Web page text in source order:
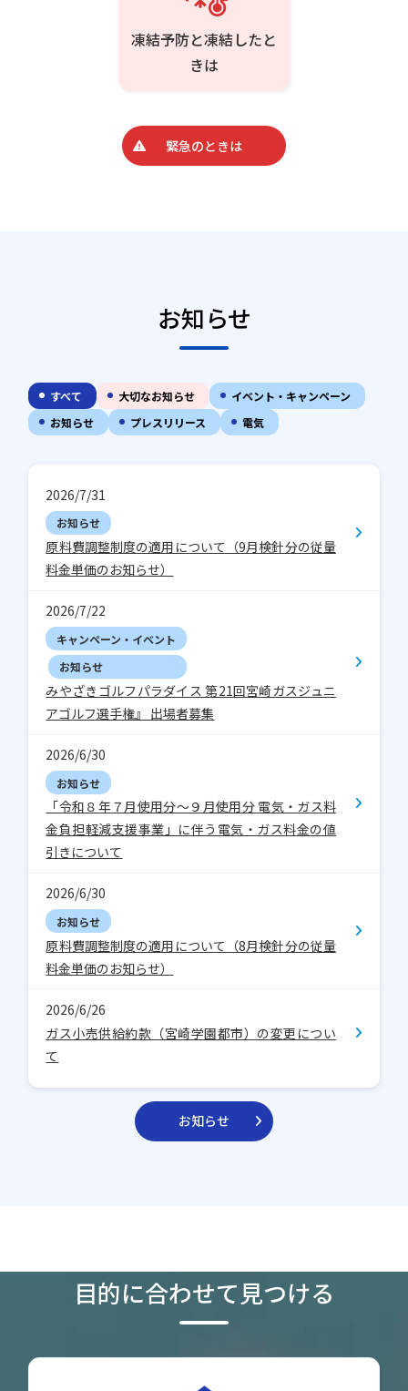
凍結予防と凍結したと
きは
緊急のときは
お知らせ
すべて 大切なお知らせ
イベント・キャンペーン
お知らせ
プレスリリース 電気
2026/7/31
お知らせ
原料費調整制度の適用について（9月検針分の従量
料金単価のお知らせ）
2026/7/22
キャンペーン・イベント
お知らせ
みやざきゴルフパラダイス 第21回宮崎ガスジュニ
アゴルフ選手権』 出場者募集
2026/6/30
お知らせ
「令和８年７月使用分～９月使用分 電気・ガス料
金負担軽減支援事業」に伴う電気・ガス料金の値
引きについて
2026/6/30
お知らせ
原料費調整制度の適用について（8月検針分の従量
料金単価のお知らせ）
2026/6/26
ガス小売供給約款（宮崎学園都市）の変更につい
て
お知らせ
目的に合わせて見つける